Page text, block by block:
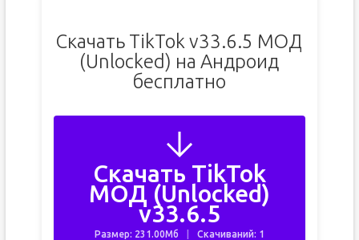
Скачать TikTok v33.6.5 МОД
(Unlocked) на Андроид
бесплатно
Скачать TikTok
МОД (Unlocked)
v33.6.5
Размер: 231.00Мб Скачиваний: 1